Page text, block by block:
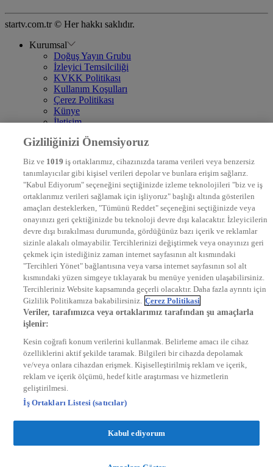
startv.com.tr © Her hakkı saklıdır.
Kurumsal
Doğuş Yayın Grubu
İzleyici Temsilciliği
KVKK Politikası
Kullanım Koşulları
Çerez Politikası
Künye
İletişim
DYG Televizyonlar
STAR
EURO STAR
KRAL POP TV
DYG Radyolar
NTV RADYO
KRAL FM
KRAL POP
EKSEN
VOYAGE
DYG Dijital
ntv.com.tr
ntvspor.net
secim.ntv.com.tr
startv.com.tr
kralmuzik.com.tr
Gizliliğinizi Önemsiyoruz
Biz ve 1019 iş ortaklarımız, cihazınızda tarama verileri veya benzersiz
tanımlayıcılar gibi kişisel verileri depolar ve bunlara erişim sağlarız.
"Kabul Ediyorum" seçeneğini seçtiğinizde izleme teknolojileri "biz ve iş
ortaklarımız verileri sağlamak için işliyoruz" başlığı altında gösterilen
amaçları desteklerken, "Tümünü Reddet" seçeneğini seçtiğinizde veya
onayınızı geri çektiğinizde bu teknoloji devre dışı kalacaktır. İzleyicilerin
devre dışı bırakılması durumunda, gördüğünüz bazı içerik ve reklamlar
sizinle alakalı olmayabilir. Tercihlerinizi değiştirmek veya onayınızı geri
çekmek için istediğiniz zaman internet sayfasının alt kısmındaki
"Tercihleri Yönet" bağlantısına veya varsa internet sayfasının sol alt
kısmındaki yüzen simgeye tıklayarak bu menüye yeniden ulaşabilirsiniz.
Tercihleriniz Website kapsamında geçerli olacaktır. Daha fazla ayrıntı için
Gizlilik Politikamıza bakabilirsiniz. Çerez Politikasi
Veriler, tarafımızca veya ortaklarımız tarafından şu amaçlarla
işlenir:
Kesin coğrafi konum verilerini kullanmak. Belirleme amacı ile cihaz
özelliklerini aktif şekilde taramak. Bilgileri bir cihazda depolamak
ve/veya onlara cihazdan erişmek. Kişiselleştirilmiş reklam ve içerik,
reklam ve içerik ölçümü, hedef kitle araştırması ve hizmetlerin
geliştirilmesi.
İş Ortakları Listesi (satıcılar)
Kabul ediyorum